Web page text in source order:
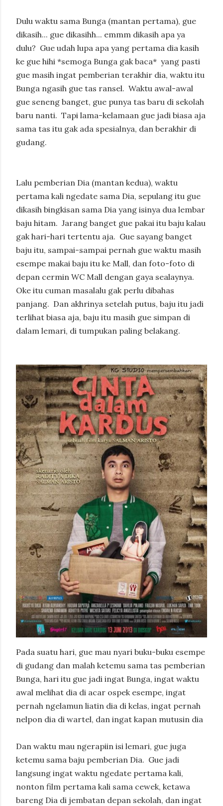
Dulu waktu sama Bunga (mantan pertama), gue
dikasih... gue dikasihh... emmm dikasih apa ya
dulu? Gue udah lupa apa yang pertama dia kasih
ke gue hihi *semoga Bunga gak baca* yang pasti
gue masih ingat pemberian terakhir dia, waktu itu
Bunga ngasih gue tas ransel. Waktu awal-awal
gue seneng banget, gue punya tas baru di sekolah
baru nanti. Tapi lama-kelamaan gue jadi biasa aja
sama tas itu gak ada spesialnya, dan berakhir di
gudang.
Lalu pemberian Dia (mantan kedua), waktu
pertama kali ngedate sama Dia, sepulang itu gue
dikasih bingkisan sama Dia yang isinya dua lembar
baju hitam. Jarang banget gue pakai itu baju kalau
gak hari-hari tertentu aja. Gue sayang banget
baju itu, sampai-sampai pernah gue waktu masih
esempe makai baju itu ke Mall, dan foto-foto di
depan cermin WC Mall dengan gaya sealaynya.
Oke itu cuman masalalu gak perlu dibahas
panjang. Dan akhrinya setelah putus, baju itu jadi
terlihat biasa aja, baju itu masih gue simpan di
dalam lemari, di tumpukan paling belakang.
Pada suatu hari, gue mau nyari buku-buku esempe
di gudang dan malah ketemu sama tas pemberian
Bunga, hari itu gue jadi ingat Bunga, ingat waktu
awal melihat dia di acar ospek esempe, ingat
pernah ngelamun liatin dia di kelas, ingat pernah
nelpon dia di wartel, dan ingat kapan mutusin dia
Dan waktu mau ngerapiin isi lemari, gue juga
ketemu sama baju pemberian Dia. Gue jadi
langsung ingat waktu ngedate pertama kali,
nonton film pertama kali sama cewek, ketawa
bareng Dia di jembatan depan sekolah, dan ingat